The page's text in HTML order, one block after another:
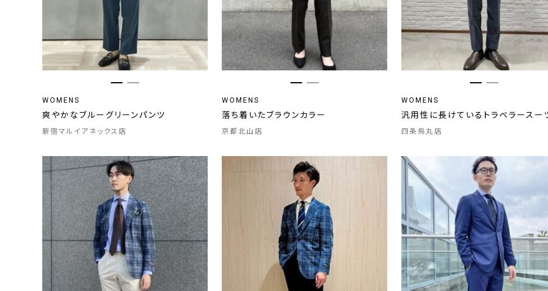
WOMENS
爽やかなブルーグリーンパンツ
新宿マルイアネックス店
WOMENS
落ち着いたブラウンカラー
京都北山店
WOMENS
汎用性に長けているトラベラースー
四条烏丸店